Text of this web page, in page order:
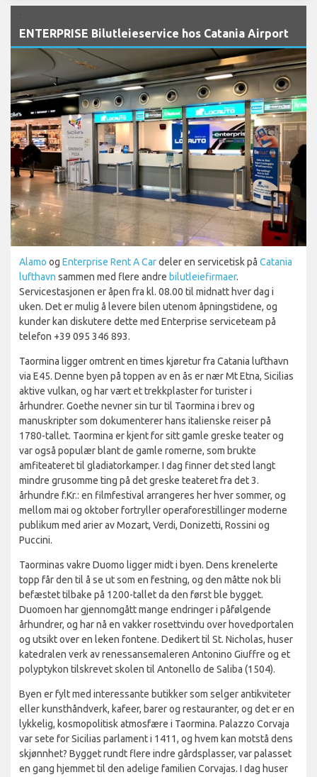
ENTERPRISE Bilutleieservice hos Catania Airport
Alamo og Enterprise Rent A Cardeler en servicetisk på Catania
lufthavn sammen med flere andre bilutleiefirmaer.
Servicestasjonen er åpen fra kl. 08.00 til midnatt hver dag i
uken. Det er mulig å levere bilen utenom åpningstidene, og
kunder kan diskutere dette med Enterprise serviceteam på
telefon +39 095 346 893.
Taormina ligger omtrent en times kjøretur fra Catania lufthavn
via E45. Denne byen på toppen av en ås er nær Mt Etna, Sicilias
aktive vulkan, og har vært et trekkplaster for turister i
århundrer. Goethe nevner sin tur til Taormina i brev og
manuskripter som dokumenterer hans italienske reiser på
1780-tallet. Taormina er kjent for sitt gamle greske teater og
var også populær blant de gamle romerne, som brukte
amfiteateret til gladiatorkamper. I dag finner det sted langt
mindre grusomme ting på det greske teateret fra det 3.
århundre f.Kr.: en filmfestival arrangeres her hver sommer, og
mellom mai og oktober fortryller operaforestillinger moderne
publikum med arier av Mozart, Verdi, Donizetti, Rossini og
Puccini.
Taorminas vakre Duomo ligger midt i byen. Dens krenelerte
topp får den til å se ut som en festning, og den måtte nok bli
befæstet tilbake på 1200-tallet da den først ble bygget.
Duomoen har gjennomgått mange endringer i påfølgende
århundrer, og har nå en vakker rosettvindu over hovedportalen
og utsikt over en leken fontene. Dedikert til St. Nicholas, huser
katedralen verk av renessansemaleren Antonino Giuffre og et
polyptykon tilskrevet skolen til Antonello de Saliba (1504).
Byen er fylt med interessante butikker som selger antikviteter
eller kunsthåndverk, kafeer, barer og restauranter, og det er en
lykkelig, kosmopolitisk atmosfære i Taormina. Palazzo Corvaja
var sete for Sicilias parlament i 1411, og hvem kan motstå dens
skjønnhet? Bygget rundt flere indre gårdsplasser, var palasset
en gang hjemmet til den adelige familien Corvajas. I dag huser